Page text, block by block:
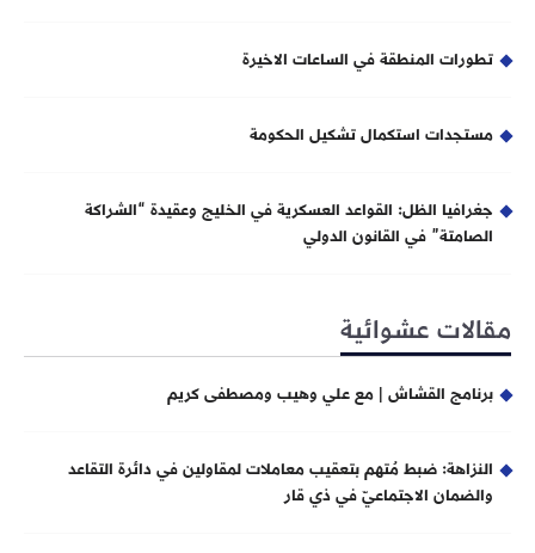
تطورات المنطقة في الساعات الاخيرة
مستجدات استكمال تشكيل الحكومة
جغرافيا الظل: القواعد العسكرية في الخليج وعقيدة “الشراكة
الصامتة” في القانون الدولي
مقالات عشوائية
برنامج القشاش | مع علي وهيب ومصطفى كريم
النزاهة: ضبط مُتهم بتعقيب معاملات لمقاولين في دائرة التقاعد
والضمان الاجتماعيّ في ذي قار